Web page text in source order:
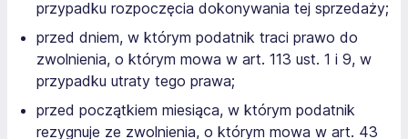
przypadku rozpoczęcia dokonywania tej sprzedaży;
przed dniem, w którym podatnik traci prawo do
zwolnienia, o którym mowa w art. 113 ust. 1 i 9, w
przypadku utraty tego prawa;
przed początkiem miesiąca, w którym podatnik
rezygnuje ze zwolnienia, o którym mowa w art. 43